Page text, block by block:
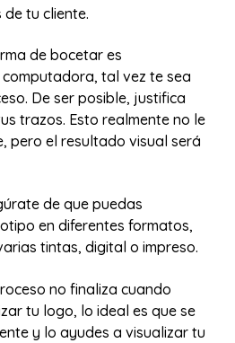
de tu cliente.
de bocetar es
tal vez te sea
De ser posible, justifica
trazos. Esto realmente no le
pero el resultado visual será
de que puedas
en diferentes formatos,
tintas, digital o impreso.
no finaliza cuando
tu logo, lo ideal es que se
y lo ayudes a visualizar tu